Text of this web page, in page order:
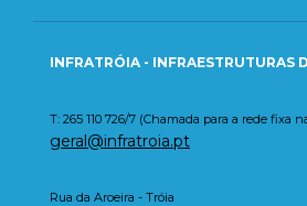
INFRATRÓIA - INFRAESTRUTURAS
T: 265 110 726/7 (Chamada para a rede fixa
geral@infratroia.pt
Rua da Aroeira - Tróia